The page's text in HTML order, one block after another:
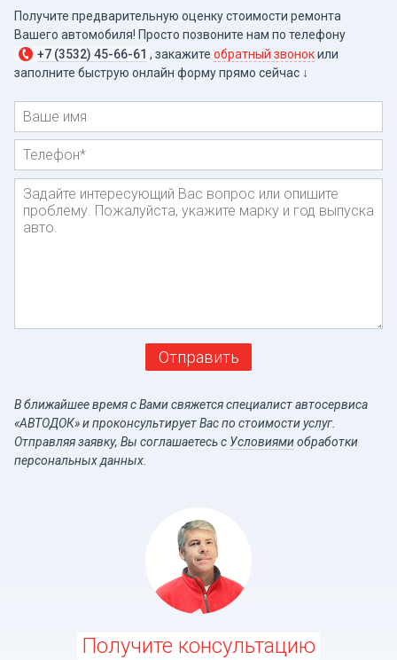
Получите предварительную оценку стоимости ремонта
Вашего автомобиля! Просто позвоните нам по телефону
+7 (3532) 45-66-61 , закажите обратный звонокили
заполните быструю онлайн форму прямо сейчас ↓
Имя
Телефон*
Сообщение
Отправить
В ближайшее время с Вами свяжется специалист автосервиса
«АВТОДОК» и проконсультирует Вас по стоимости услуг.
Отправляя заявку, Вы соглашаетесь c Условиямиобработки
персональных данных.
Получите консультацию